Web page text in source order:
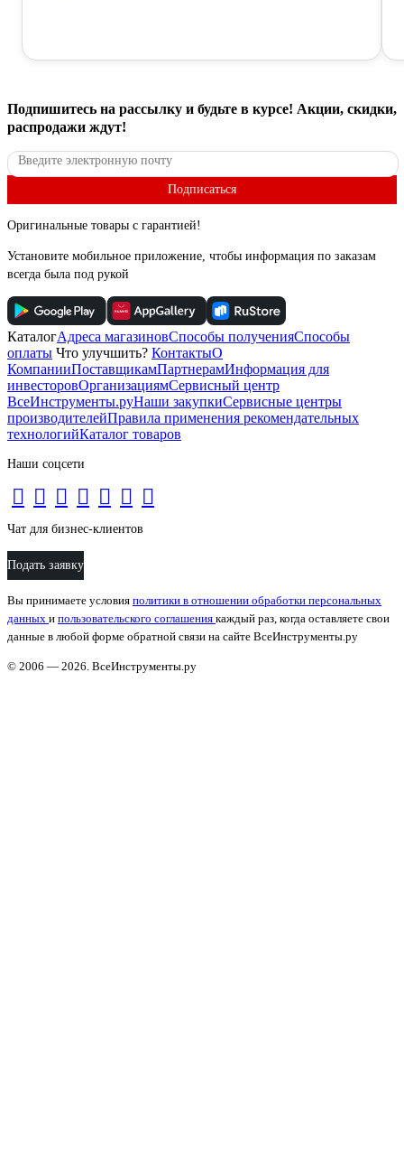
Подпишитесь на рассылку и будьте в курсе! Акции, скидки,
распродажи ждут!
Подписаться
Оригинальные товары с гарантией!
Установите мобильное приложение, чтобы информация по заказам
всегда была под рукой
КаталогАдреса магазиновСпособы полученияСпособы
оплаты Что улучшить? КонтактыО
КомпанииПоставщикамПартнерамИнформация для
инвесторовОрганизациямСервисный центр
ВсеИнструменты.руНаши закупкиСервисные центры
производителейПравила применения рекомендательных
технологийКаталог товаров
Наши соцсети
Чат для бизнес-клиентов
Подать заявку
Вы принимаете условия политики в отношении обработки персональных
данных и пользовательского соглашения каждый раз, когда оставляете свои
данные в любой форме обратной связи на сайте ВсеИнструменты.ру
© 2006 — 2026. ВсеИнструменты.ру